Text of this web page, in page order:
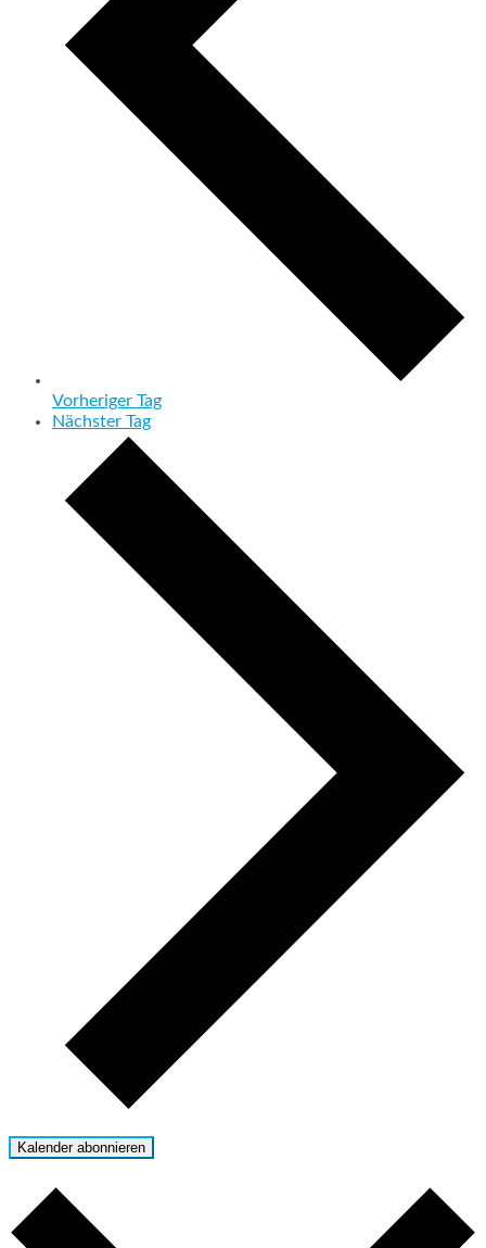
Vorheriger Tag
Nächster Tag
Kalender abonnieren